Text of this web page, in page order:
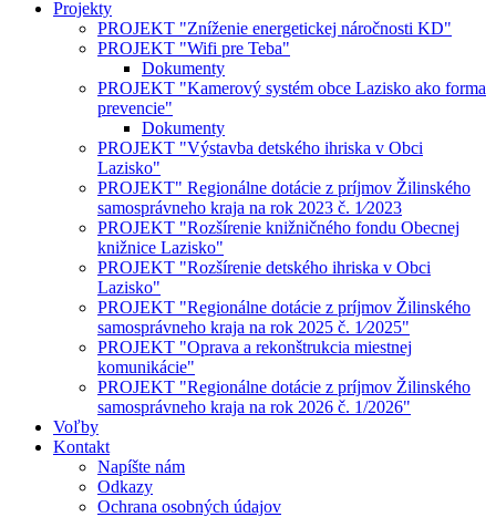
Projekty
PROJEKT "Zníženie energetickej náročnosti KD"
PROJEKT "Wifi pre Teba"
Dokumenty
PROJEKT "Kamerový systém obce Lazisko ako forma
prevencie"
Dokumenty
PROJEKT "Výstavba detského ihriska v Obci
Lazisko"
PROJEKT" Regionálne dotácie z príjmov Žilinského
samosprávneho kraja na rok 2023 č. 1⁄2023
PROJEKT "Rozšírenie knižničného fondu Obecnej
knižnice Lazisko"
PROJEKT "Rozšírenie detského ihriska v Obci
Lazisko"
PROJEKT "Regionálne dotácie z príjmov Žilinského
samosprávneho kraja na rok 2025 č. 1⁄2025"
PROJEKT "Oprava a rekonštrukcia miestnej
komunikácie"
PROJEKT "Regionálne dotácie z príjmov Žilinského
samosprávneho kraja na rok 2026 č. 1/2026"
Voľby
Kontakt
Napíšte nám
Odkazy
Ochrana osobných údajov